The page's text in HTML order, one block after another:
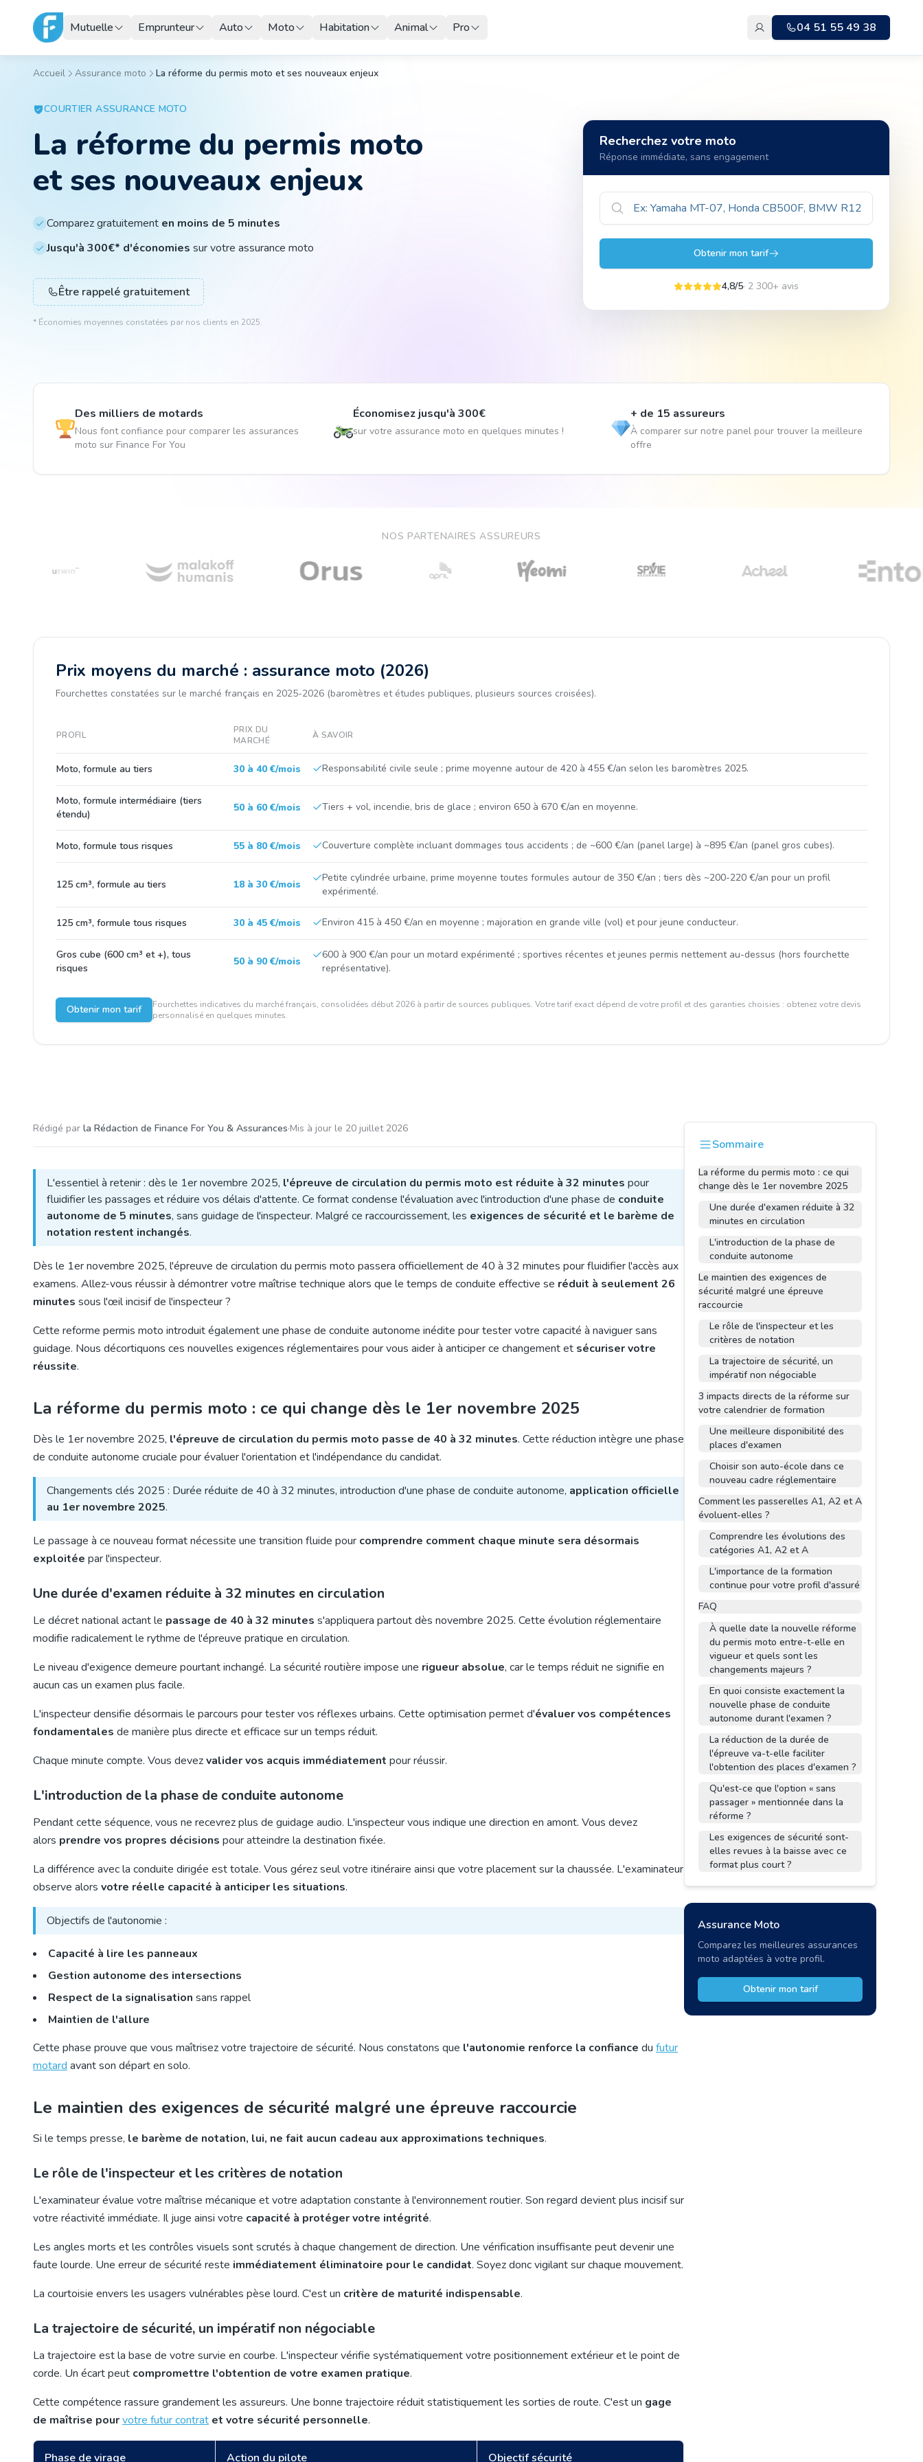
Mutuelle Emprunteur Auto Moto Habitation Animal Pro 04 51 55 49 38
Accueil Assurance moto La réforme du permis moto et ses nouveaux enjeux
COURTIERASSURANCE MOTO
La réforme du permis moto
et ses nouveaux enjeux
Comparez gratuitement en moins de 5 minutes
Jusqu'à 300€* d'économies sur votre assurance moto
Être rappelé gratuitement
* Économies moyennes constatées par nos clients en 2025.
Recherchez votre moto
Réponse immédiate, sans engagement
Obtenir mon tarif
4,8/5· 2 300+ avis
Des milliers de motards
Nous font confiance pour comparer les assurances
moto sur Finance For You
Économisez jusqu'à 300€
sur votre assurance moto en quelques minutes !
+ de 15 assureurs
À comparer sur notre panel pour trouver la meilleure
offre
NOS PARTENAIRES ASSUREURS
Prix moyens du marché : assurance moto (2026)
Fourchettes constatées sur le marché français en 2025-2026 (baromètres et études publiques, plusieurs sources croisées).
PROFIL
PRIX DU
MARCHÉ
À SAVOIR
Moto, formule au tiers 30 à 40 €/mois Responsabilité civile seule ; prime moyenne autour de 420 à 455 €/an selon les baromètres 2025.
Moto, formule intermédiaire (tiers
étendu)
50 à 60 €/mois Tiers + vol, incendie, bris de glace ; environ 650 à 670 €/an en moyenne.
Moto, formule tous risques 55 à 80 €/mois Couverture complète incluant dommages tous accidents ; de ~600 €/an (panel large) à ~895 €/an (panel gros cubes).
125 cm³, formule au tiers 18 à 30 €/mois
Petite cylindrée urbaine, prime moyenne toutes formules autour de 350 €/an ; tiers dès ~200-220 €/an pour un profil
expérimenté.
125 cm³, formule tous risques 30 à 45 €/mois Environ 415 à 450 €/an en moyenne ; majoration en grande ville (vol) et pour jeune conducteur.
Gros cube (600 cm³ et +), tous
risques
50 à 90 €/mois
600 à 900 €/an pour un motard expérimenté ; sportives récentes et jeunes permis nettement au-dessus (hors fourchette
représentative).
Obtenir mon tarif
Fourchettes indicatives du marché français, consolidées début 2026 à partir de sources publiques. Votre tarif exact dépend de votre profil et des garanties choisies : obtenez votre devis
personnalisé en quelques minutes.
Rédigé par la Rédaction de Finance For You & Assurances·Mis à jour le 20 juillet 2026
L'essentiel à retenir : dès le 1er novembre 2025, l'épreuve de circulation du permis moto est réduite à 32 minutes pour
fluidifier les passages et réduire vos délais d'attente. Ce format condense l'évaluation avec l'introduction d'une phase de conduite
autonome de 5 minutes, sans guidage de l'inspecteur. Malgré ce raccourcissement, les exigences de sécurité et le barème de
notation restent inchangés.
Dès le 1er novembre 2025, l'épreuve de circulation du permis moto passera officiellement de 40 à 32 minutes pour fluidifier l'accès aux
examens. Allez-vous réussir à démontrer votre maîtrise technique alors que le temps de conduite effective se réduit à seulement 26
minutes sous l'œil incisif de l'inspecteur ?
Cette reforme permis moto introduit également une phase de conduite autonome inédite pour tester votre capacité à naviguer sans
guidage. Nous décortiquons ces nouvelles exigences réglementaires pour vous aider à anticiper ce changement et sécuriser votre
réussite.
La réforme du permis moto : ce qui change dès le 1er novembre 2025
Dès le 1er novembre 2025, l'épreuve de circulation du permis moto passe de 40 à 32 minutes. Cette réduction intègre une phase
de conduite autonome cruciale pour évaluer l'orientation et l'indépendance du candidat.
Changements clés 2025 : Durée réduite de 40 à 32 minutes, introduction d'une phase de conduite autonome, application officielle
au 1er novembre 2025.
Le passage à ce nouveau format nécessite une transition fluide pour comprendre comment chaque minute sera désormais
exploitée par l'inspecteur.
Une durée d'examen réduite à 32 minutes en circulation
Le décret national actant le passage de 40 à 32 minutes s'appliquera partout dès novembre 2025. Cette évolution réglementaire
modifie radicalement le rythme de l'épreuve pratique en circulation.
Le niveau d'exigence demeure pourtant inchangé. La sécurité routière impose une rigueur absolue, car le temps réduit ne signifie en
aucun cas un examen plus facile.
L'inspecteur densifie désormais le parcours pour tester vos réflexes urbains. Cette optimisation permet d'évaluer vos compétences
fondamentales de manière plus directe et efficace sur un temps réduit.
Chaque minute compte. Vous devezvalider vos acquis immédiatement pour réussir.
L'introduction de la phase de conduite autonome
Pendant cette séquence, vous ne recevrez plus de guidage audio. L'inspecteur vous indique une direction en amont. Vous devez
alors prendre vos propres décisions pour atteindre la destination fixée.
La différence avec la conduite dirigée est totale. Vous gérez seul votre itinéraire ainsi que votre placement sur la chaussée. L'examinateur
observe alors votre réelle capacité à anticiper les situations.
Objectifs de l'autonomie :
Capacité à lire les panneaux
Gestion autonome des intersections
Respect de la signalisation sans rappel
Maintien de l'allure
Cette phase prouve que vous maîtrisez votre trajectoire de sécurité. Nous constatons que l'autonomie renforce la confiance du futur
motard avant son départ en solo.
Le maintien des exigences de sécurité malgré une épreuve raccourcie
Si le temps presse, le barème de notation, lui, ne fait aucun cadeau aux approximations techniques.
Le rôle de l'inspecteur et les critères de notation
L'examinateur évalue votre maîtrise mécanique et votre adaptation constante à l'environnement routier. Son regard devient plus incisif sur
votre réactivité immédiate. Il juge ainsi votre capacité à protéger votre intégrité.
Les angles morts et les contrôles visuels sont scrutés à chaque changement de direction. Une vérification insuffisante peut devenir une
faute lourde. Une erreur de sécurité reste immédiatement éliminatoire pour le candidat. Soyez donc vigilant sur chaque mouvement.
La courtoisie envers les usagers vulnérables pèse lourd. C'est un critère de maturité indispensable.
La trajectoire de sécurité, un impératif non négociable
La trajectoire est la base de votre survie en courbe. L'inspecteur vérifie systématiquement votre positionnement extérieur et le point de
corde. Un écart peut compromettre l'obtention de votre examen pratique.
Cette compétence rassure grandement les assureurs. Une bonne trajectoire réduit statistiquement les sorties de route. C'est un gage
de maîtrise pourvotre futur contrat et votre sécurité personnelle.
Phase de virage Action du pilote Objectif sécurité
Sommaire
La réforme du permis moto : ce qui
change dès le 1er novembre 2025
Une durée d'examen réduite à 32
minutes en circulation
L'introduction de la phase de
conduite autonome
Le maintien des exigences de
sécurité malgré une épreuve
raccourcie
Le rôle de l'inspecteur et les
critères de notation
La trajectoire de sécurité, un
impératif non négociable
3 impacts directs de la réforme sur
votre calendrier de formation
Une meilleure disponibilité des
places d'examen
Choisir son auto-école dans ce
nouveau cadre réglementaire
Comment les passerelles A1, A2 et A
évoluent-elles ?
Comprendre les évolutions des
catégories A1, A2 et A
L'importance de la formation
continue pour votre profil d'assuré
FAQ
À quelle date la nouvelle réforme
du permis moto entre-t-elle en
vigueur et quels sont les
changements majeurs ?
En quoi consiste exactement la
nouvelle phase de conduite
autonome durant l'examen ?
La réduction de la durée de
l'épreuve va-t-elle faciliter
l'obtention des places d'examen ?
Qu'est-ce que l'option « sans
passager » mentionnée dans la
réforme ?
Les exigences de sécurité sont-
elles revues à la baisse avec ce
format plus court ?
Assurance Moto
Comparez les meilleures assurances
moto adaptées à votre profil.
Obtenir mon tarif